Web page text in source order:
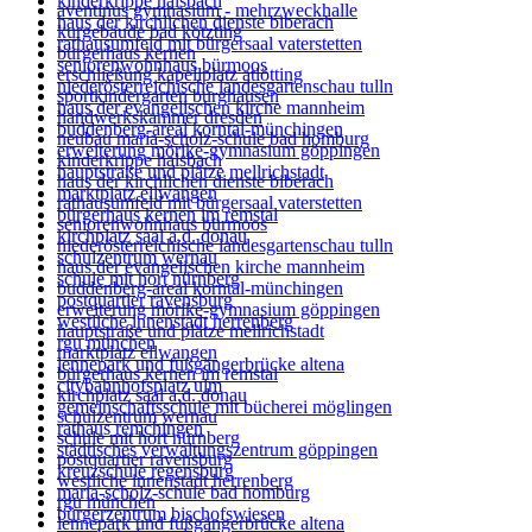
haus der kirchlichen dienste biberach
rathausumfeld mit bürgersaal vaterstetten
seniorenwohnhaus bürmoos
niederösterreichische landesgartenschau tulln
haus der evangelischen kirche mannheim
buddenberg-areal korntal-münchingen
erweiterung mörike-gymnasium göppingen
hauptstraße und plätze mellrichstadt
marktplatz ellwangen
bürgerhaus kernen im remstal
kirchplatz saal a.d. donau
schulzentrum wernau
schule mit hort nürnberg
postquartier ravensburg
westliche innenstadt herrenberg
rgu münchen
lennepark und fußgängerbrücke altena
citybahnhofsplatz ulm
gemeinschaftsschule mit bücherei möglingen
rathaus remchingen
städtisches verwaltungszentrum göppingen
kreuzschule regensburg
maria-scholz-schule bad homburg
bürgerzentrum bischofswiesen
aventinus gymnasium - mehrzweckhalle
kurgebäude bad kötzting
bürgerhaus kernen
erschließung kapellplatz atlötting
sportkindergarten burghausen
handwerkskammer dresden
neubau maria-scholz-schule bad homburg
kinderkrippe halsbach
haus der kirchlichen dienste biberach
rathausumfeld mit bürgersaal vaterstetten
seniorenwohnhaus bürmoos
niederösterreichische landesgartenschau tulln
haus der evangelischen kirche mannheim
buddenberg-areal korntal-münchingen
erweiterung mörike-gymnasium göppingen
hauptstraße und plätze mellrichstadt
marktplatz ellwangen
bürgerhaus kernen im remstal
kirchplatz saal a.d. donau
schulzentrum wernau
schule mit hort nürnberg
postquartier ravensburg
westliche innenstadt herrenberg
rgu münchen
lennepark und fußgängerbrücke altena